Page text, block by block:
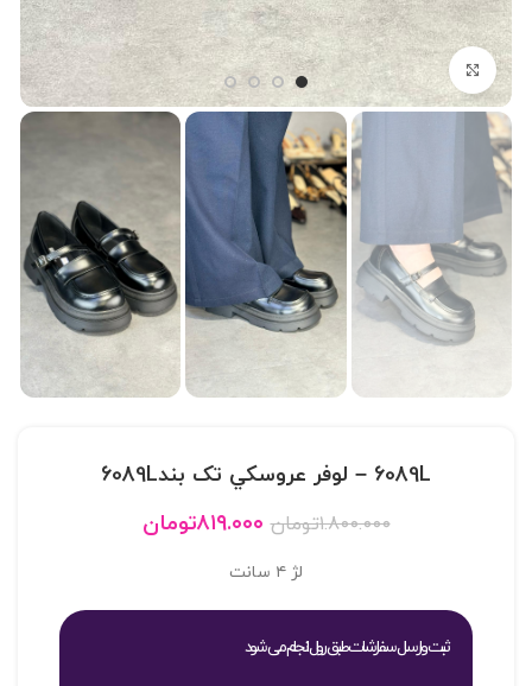
بزرگنمایی تصویر
6089L – لوفر عروسکي تک بند6089L
۱.۸۰۰.۰۰۰تومان ۸۱۹.۰۰۰تومان
لژ ۴ سانت
ثبت و ارسال سفارشات طبق روال انجام می شود